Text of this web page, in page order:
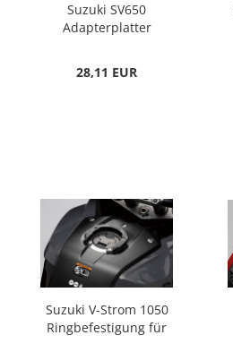
Suzuki SV650
Adapterplatter
28,11 EUR
Suzuki V-Strom 1050
Ringbefestigung für